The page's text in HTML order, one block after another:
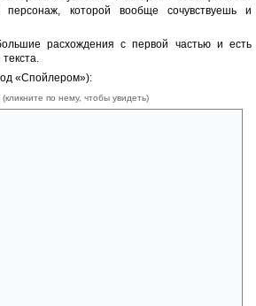
которой вообще сочувствуешь и
расхождения с первой частью и есть
«Спойлером»):
(кликните по нему, чтобы увидеть)